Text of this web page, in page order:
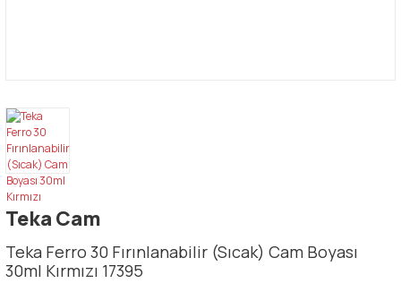
Teka Cam
Teka Ferro 30 Fırınlanabilir (Sıcak) Cam Boyası
30ml Kırmızı 17395